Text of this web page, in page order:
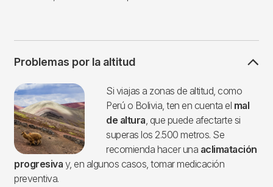
Problemas por la altitud
Imagen
Si viajas a zonas de altitud, como
Perú o Bolivia, ten en cuenta el mal
de altura, que puede afectarte si
superas los 2.500 metros. Se
recomienda hacer una aclimatación
progresiva y, en algunos casos, tomar medicación
preventiva.